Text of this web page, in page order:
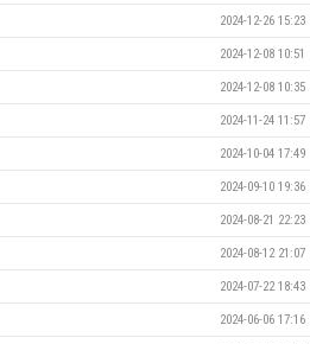
2024-12-26 15:23
2024-12-08 10:51
2024-12-08 10:35
2024-11-24 11:57
2024-10-04 17:49
2024-09-10 19:36
2024-08-21 22:23
2024-08-12 21:07
2024-07-22 18:43
2024-06-06 17:16